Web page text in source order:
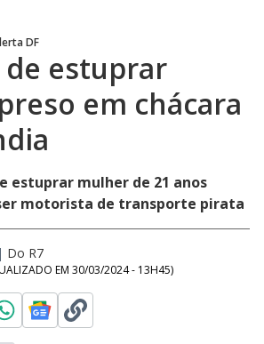
DF
de estuprar
em chácara
estuprar mulher de 21 anos
motorista de transporte pirata
| Do R7
EM 30/03/2024 - 13H45)